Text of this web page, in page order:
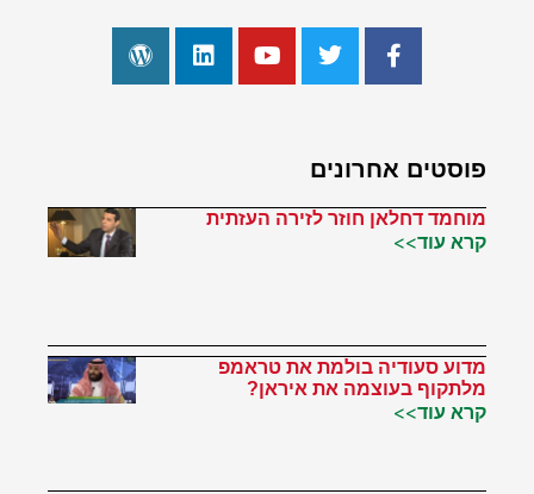
פוסטים אחרונים
מוחמד דחלאן חוזר לזירה העזתית
קרא עוד>>
מדוע סעודיה בולמת את טראמפ
מלתקוף בעוצמה את איראן?
קרא עוד>>